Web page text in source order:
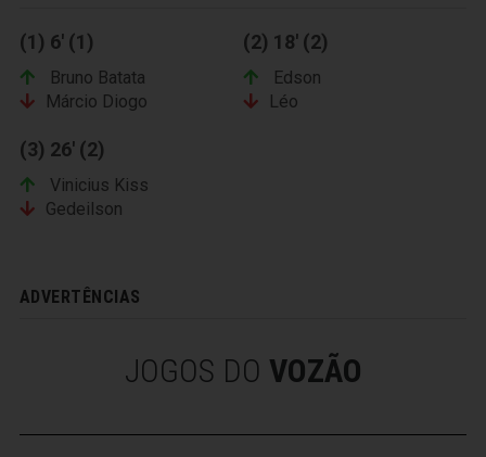
(1) 6' (1)
Bruno Batata
Márcio Diogo
(2) 18' (2)
Edson
Léo
(3) 26' (2)
Vinicius Kiss
Gedeilson
ADVERTÊNCIAS
JOGOS DO VOZÃO